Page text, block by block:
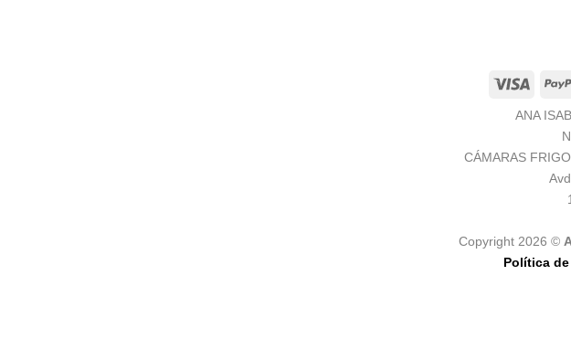
Visa
ANA
CÁMARAS
Copyright 2026 ©
Política